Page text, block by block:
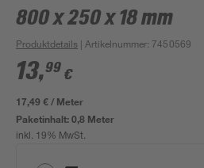
800 x 250 x 18 mm
Produktdetails | Artikelnummer: 7450569
13,99 €
17,49 € / Meter
Paketinhalt:0,8 Meter
inkl. 19% MwSt.